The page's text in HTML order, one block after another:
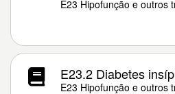
E23 Hipofunção e outros
E23.2 Diabetes
E23 Hipofunção e outros